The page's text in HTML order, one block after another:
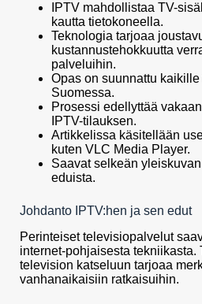
IPTV mahdollistaa TV-
kautta tietokoneella.
Teknologia tarjoaa
kustannustehokkuutta
palveluihin.
Opas on suunnattu
Suomessa.
Prosessi edellyttää
IPTV-tilauksen.
Artikkelissa käsitellään
kuten VLC Media Player.
Saavat selkeän
eduista.
Johdanto IPTV:hen ja sen edut
Perinteiset televisiopalvelut
internet-pohjaisesta tekniikasta.
television katseluun tarjoaa
vanhanaikaisiin ratkaisuihin.